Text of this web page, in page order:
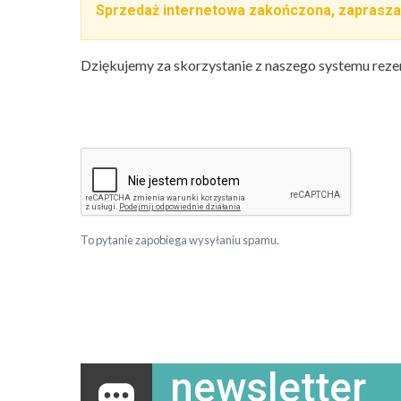
Sprzedaż internetowa zakończona,
Dziękujemy za skorzystanie z naszego systemu
To pytanie zapobiega wysyłaniu spamu.
newsletter